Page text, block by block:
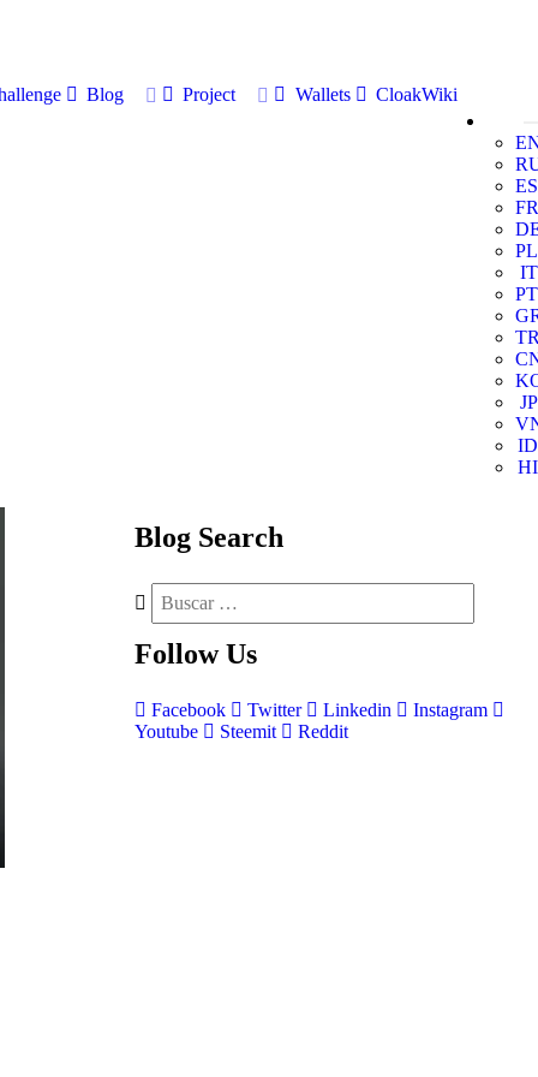
Blog Project Wallets
CloakWiki
ES
FR
PL
IT
PT
JP
ID
HI
Blog Search
Follow Us
Facebook Twitter Linkedin
Instagram
Youtube
Steemit Reddit